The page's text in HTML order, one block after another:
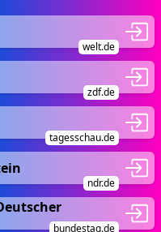
welt.de
zdf.de
tagesschau.de
ndr.de
bundestag.de